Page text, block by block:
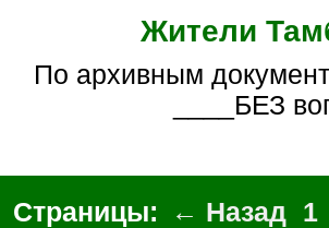
Жители
По архивным документам. (Информативная тема
____БЕЗ
Страницы: ← Назад 1